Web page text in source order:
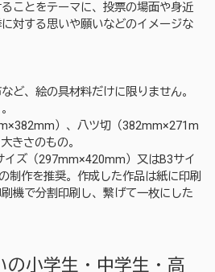
ることをテーマに、投票の場面や身近
対する思いや願いなどのイメージな
ど、絵の具材料だけに限りません。
）、八ツ切（382mm×271m
きさのもの。
ズ（297mm×420mm）又はB3サイ
制作を推奨。作成した作品は紙に印刷
機で分割印刷し、繋げて一枚にした
の小学生・中学生・高